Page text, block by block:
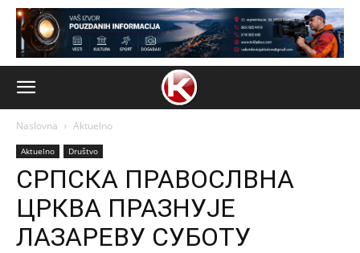
Naslovna Aktuelno
Aktuelno Društvo
СРПСКА ПРАВОСЛВНА
ЦРКВА ПРАЗНУЈЕ
ЛАЗАРЕВУ СУБОТУ